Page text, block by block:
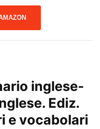
inglese-
Ediz.
e vocabolari